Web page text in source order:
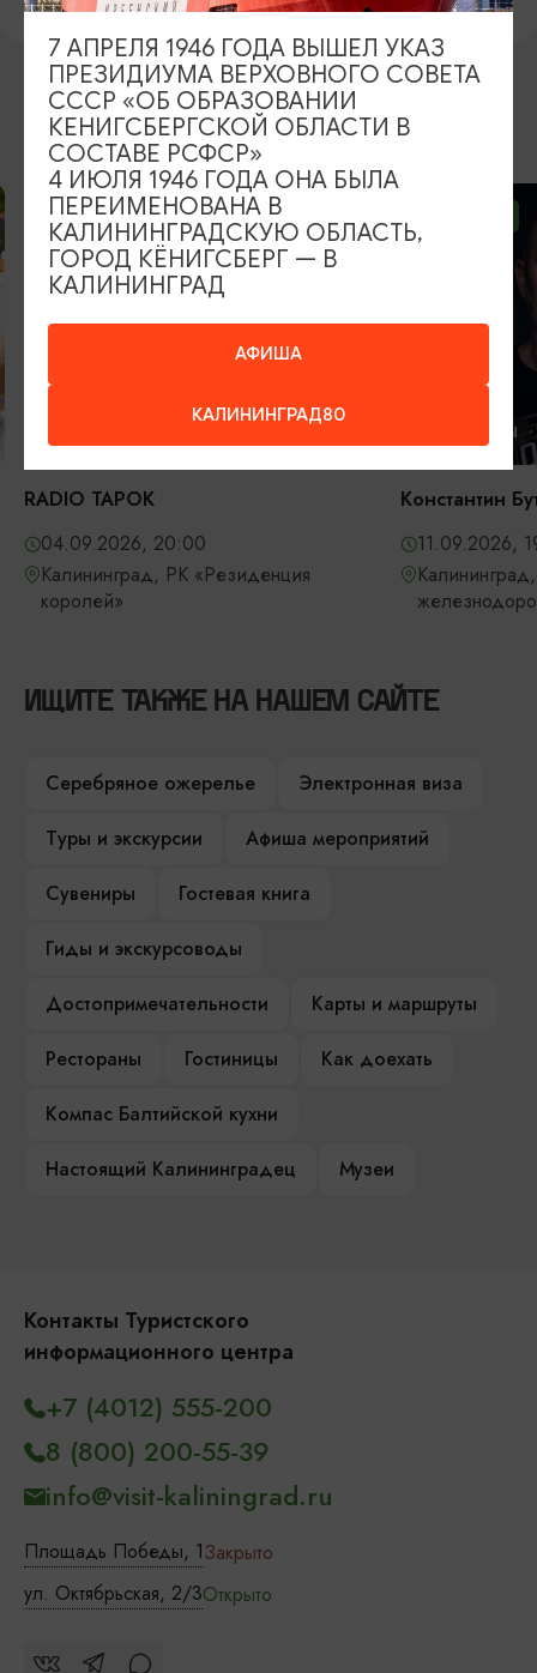
ВОЗМОЖНО ВАС ЗАИНТЕРЕСУЕТ
ОТ 2500₽
RADIO TAPOK
04.09.2026, 20:00
Калининград, РК «Резиденция
королей»
КОНЦЕРТЫ
Константин
11.09.2026,
ИЩИТЕ ТАКЖЕ НА НАШЕМ САЙТЕ
Серебряное ожерелье
Электронная виза
Туры и экскурсии
Афиша мероприятий
Сувениры
Гостевая книга
Гиды и экскурсоводы
Достопримечательности
Карты и маршруты
Рестораны
Гостиницы
Как доехать
Компас Балтийской кухни
Настоящий Калининградец
Музеи
Контакты Туристского
информационного центра
Площадь Победы, 1Закрыто
ул. Октябрьская, 2/3Открыто
+7 (4012) 555-200
8 (800) 200-55-39
info@visit-kaliningrad.ru
АФИША
КАЛИНИНГРАД80
7 АПРЕЛЯ 1946 ГОДА ВЫШЕЛ УКАЗ
ПРЕЗИДИУМА ВЕРХОВНОГО СОВЕТА
СССР «ОБ ОБРАЗОВАНИИ
КЕНИГСБЕРГСКОЙ ОБЛАСТИ В
СОСТАВЕ РСФСР»
4 ИЮЛЯ 1946 ГОДА ОНА БЫЛА
ПЕРЕИМЕНОВАНА В
КАЛИНИНГРАДСКУЮ ОБЛАСТЬ,
ГОРОД КЁНИГСБЕРГ — В
КАЛИНИНГРАД